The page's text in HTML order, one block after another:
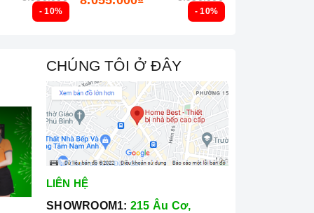
- 10% - 10%
CHÚNG TÔI Ở ĐÂY
LIÊN HỆ
SHOWROOM1: 215 Âu Cơ,